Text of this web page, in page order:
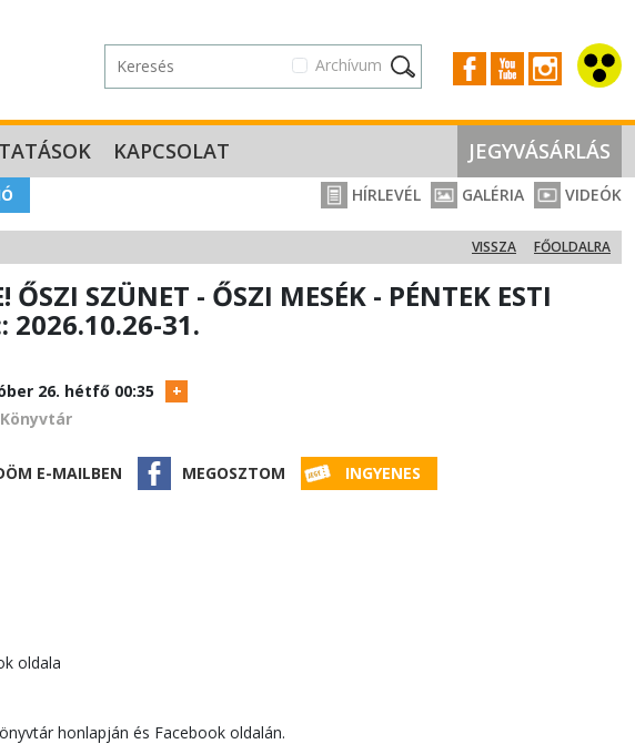
Archívum
KAPCSOLAT JEGYVÁSÁRLÁS
HÍRLEVÉL GALÉRIA VIDEÓK
FŐOLDALRA
VISSZA
ŐSZI SZÜNET - ŐSZI MESÉK - PÉNTEK ESTI
2026.10.26-31.
26. hétfő 00:35
E-MAILBEN MEGOSZTOM INGYENES
oldala
honlapján és Facebook oldalán.